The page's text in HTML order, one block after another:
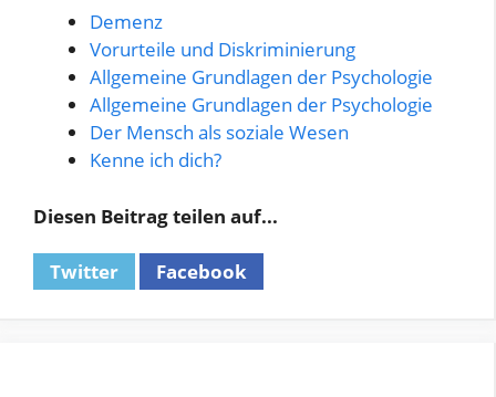
Demenz
Vorurteile und Diskriminierung
Allgemeine Grundlagen der Psychologie
Allgemeine Grundlagen der Psychologie
Der Mensch als soziale Wesen
Kenne ich dich?
Diesen Beitrag teilen auf...
Twitter Facebook